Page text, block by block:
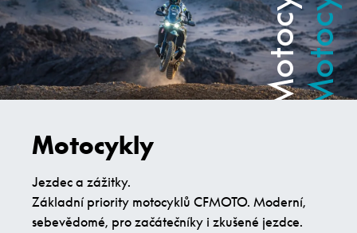
Motocykly
Jezdec a zážitky.
Základní priority motocyklů CFMOTO. Moderní,
sebevědomé, pro začátečníky i zkušené jezdce.